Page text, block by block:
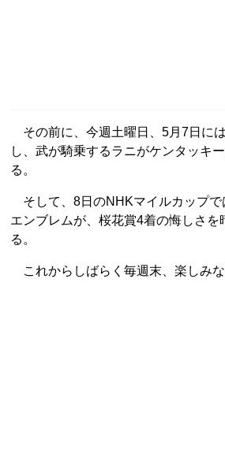
その前に、今週土曜日、5月7日に
し、武が騎乗するラニがケンタッキ
る。
そして、8日のNHKマイルカップで
エンブレムが、桜花賞4着の悔しさを
る。
これからしばらく毎週末、楽しみな